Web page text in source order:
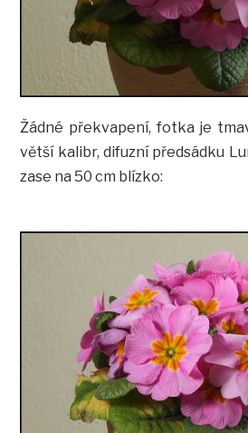
Žádné překvapení, fotka je
větší kalibr, difuzní předsádku
zase na 50 cm blízko: